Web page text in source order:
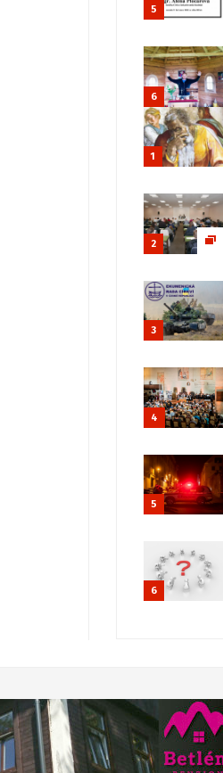
5
6
1
2
3
4
5
6